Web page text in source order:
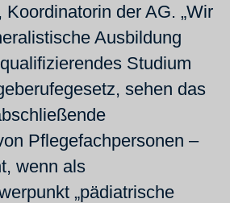
Koordinatorin der AG. „Wir
Ausbildung
Studium
sehen das
Pflegefachpersonen –
wenn als
„pädiatrische